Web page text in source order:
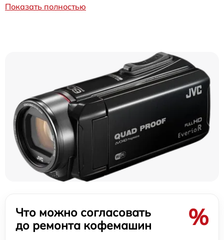
Показать полностью
Что можно согласовать
до ремонта кофемашин
%